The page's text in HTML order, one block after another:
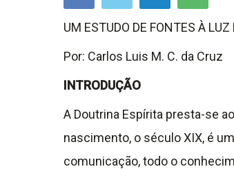
UM ESTUDO DE FONTES À
Por: Carlos Luis M. C. da Cruz
INTRODUÇÃO
A Doutrina Espírita presta-se
nascimento, o século XIX, é
comunicação, todo o